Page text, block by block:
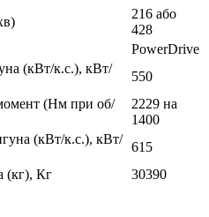
216 або
428
PowerDrive
(кВт/к.с.), кВт/
550
(Нм при об/
2229 на
1400
(кВт/к.с.), кВт/
615
(кг), Кг
30390